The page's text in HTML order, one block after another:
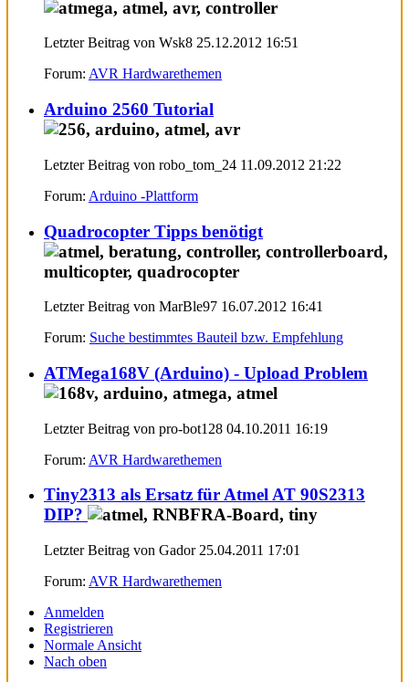
Letzter Beitrag von Wsk8 25.12.2012 16:51
Forum: AVR Hardwarethemen
Arduino 2560 Tutorial
Letzter Beitrag von robo_tom_24 11.09.2012 21:22
Forum: Arduino -Plattform
Quadrocopter Tipps benötigt
Letzter Beitrag von MarBle97 16.07.2012 16:41
Forum: Suche bestimmtes Bauteil bzw. Empfehlung
ATMega168V (Arduino) - Upload Problem
Letzter Beitrag von pro-bot128 04.10.2011 16:19
Forum: AVR Hardwarethemen
Tiny2313 als Ersatz für Atmel AT 90S2313
DIP?
Letzter Beitrag von Gador 25.04.2011 17:01
Forum: AVR Hardwarethemen
Anmelden
Registrieren
Normale Ansicht
Nach oben